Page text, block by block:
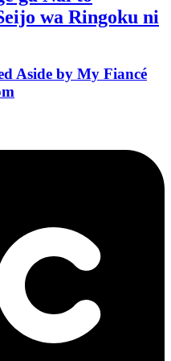
wa Ringoku ni
Aside by My Fiancé